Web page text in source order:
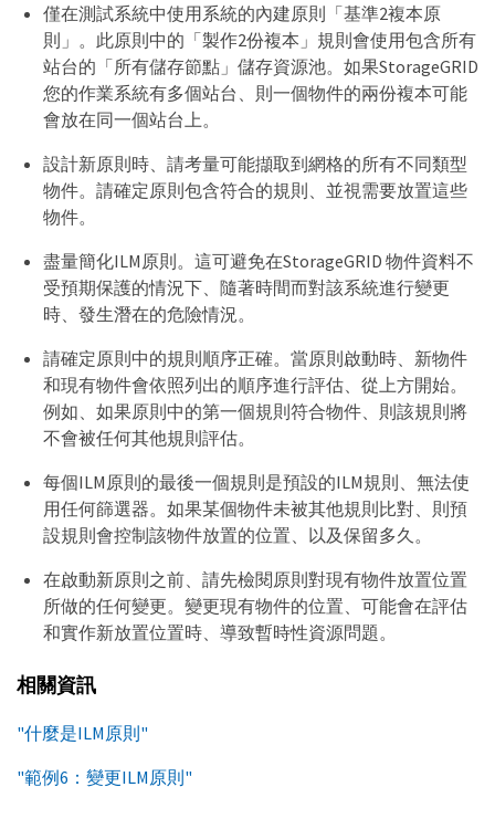
僅在測試系統中使用系統的內建原則「基準2複本原
則」。此原則中的「製作2份複本」規則會使用包含所有
站台的「所有儲存節點」儲存資源池。如果StorageGRID
您的作業系統有多個站台、則一個物件的兩份複本可能
會放在同一個站台上。
設計新原則時、請考量可能擷取到網格的所有不同類型
物件。請確定原則包含符合的規則、並視需要放置這些
物件。
盡量簡化ILM原則。這可避免在StorageGRID 物件資料不
受預期保護的情況下、隨著時間而對該系統進行變更
時、發生潛在的危險情況。
請確定原則中的規則順序正確。當原則啟動時、新物件
和現有物件會依照列出的順序進行評估、從上方開始。
例如、如果原則中的第一個規則符合物件、則該規則將
不會被任何其他規則評估。
每個ILM原則的最後一個規則是預設的ILM規則、無法使
用任何篩選器。如果某個物件未被其他規則比對、則預
設規則會控制該物件放置的位置、以及保留多久。
在啟動新原則之前、請先檢閱原則對現有物件放置位置
所做的任何變更。變更現有物件的位置、可能會在評估
和實作新放置位置時、導致暫時性資源問題。
相關資訊
"什麼是ILM原則"
"範例6：變更ILM原則"